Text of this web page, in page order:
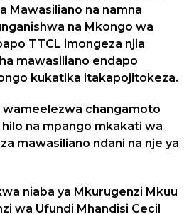
Mawasiliano na namna
na Mkongo wa
TTCL imongeza njia
mawasiliano endapo
kukatika itakapojitokeza.
wameelezwa changamoto
na mpango mkakati wa
mawasiliano ndani na nje ya
niaba ya Mkurugenzi Mkuu
wa Ufundi Mhandisi Cecil